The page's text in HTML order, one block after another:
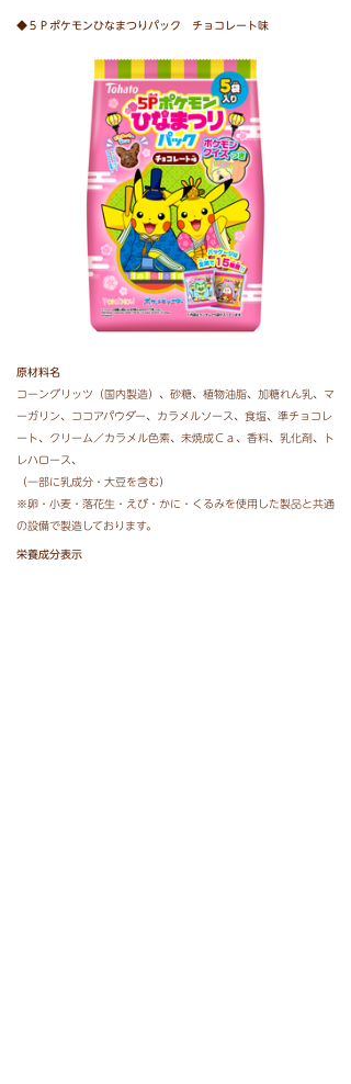
◆５Ｐポケモンひなまつりパック チョコレート味
原材料名
コーングリッツ（国内製造）、砂糖、植物油脂、加糖れん乳、マ
ーガリン、ココアパウダー、カラメルソース、食塩、準チョコレ
ート、クリーム／カラメル色素、未焼成Ｃａ、香料、乳化剤、ト
レハロース、
（一部に乳成分・大豆を含む）
※卵・小麦・落花生・えび・かに・くるみを使用した製品と共通
の設備で製造しております。
栄養成分表示